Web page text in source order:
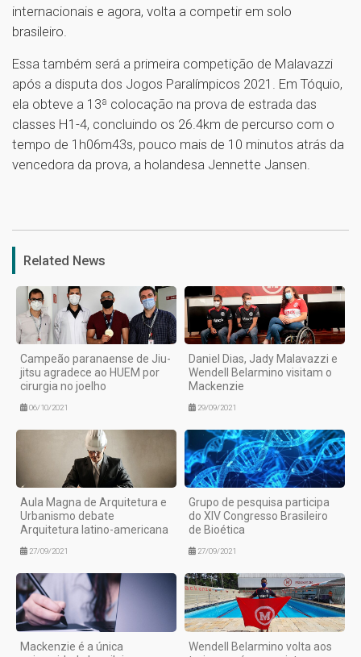
internacionais e agora, volta a competir em solo
brasileiro.
Essa também será a primeira competição de Malavazzi
após a disputa dos Jogos Paralímpicos 2021. Em Tóquio,
ela obteve a 13ª colocação na prova de estrada das
classes H1-4, concluindo os 26.4km de percurso com o
tempo de 1h06m43s, pouco mais de 10 minutos atrás da
vencedora da prova, a holandesa Jennette Jansen.
Related News
Campeão paranaense de Jiu-
jitsu agradece ao HUEM por
cirurgia no joelho
06/10/2021
Daniel Dias, Jady Malavazzi e
Wendell Belarmino visitam o
Mackenzie
29/09/2021
Aula Magna de Arquitetura e
Urbanismo debate
Arquitetura latino-americana
27/09/2021
Grupo de pesquisa participa
do XIV Congresso Brasileiro
de Bioética
27/09/2021
Mackenzie é a única
Wendell Belarmino volta aos